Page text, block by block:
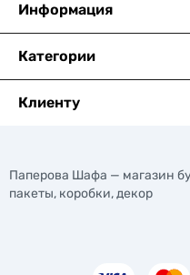
Информация
Категории
Клиенту
Паперова Шафа — магазин
пакеты, коробки, декор